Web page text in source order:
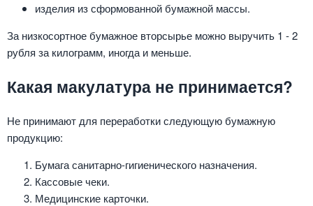
изделия из сформованной бумажной массы.
За низкосортное бумажное вторсырье можно выручить 1 - 2
рубля за килограмм, иногда и меньше.
Какая макулатура не принимается?
Не принимают для переработки следующую бумажную
продукцию:
Бумага санитарно-гигиенического назначения.
Кассовые чеки.
Медицинские карточки.